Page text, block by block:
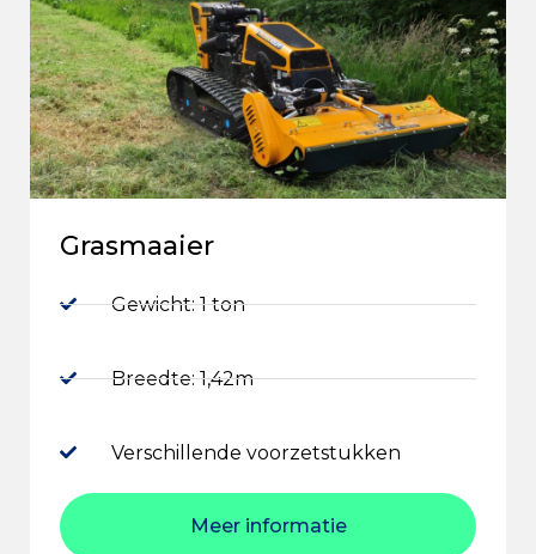
Grasmaaier
Gewicht: 1 ton
Breedte: 1,42m
Verschillende voorzetstukken
Meer informatie